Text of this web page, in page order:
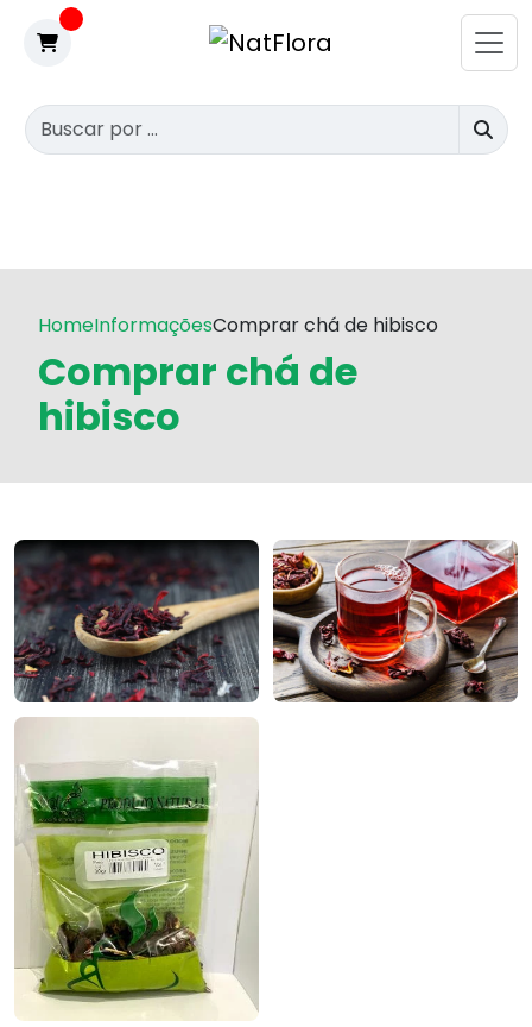
HomeInformaçõesComprar chá de hibisco
Comprar chá de
hibisco